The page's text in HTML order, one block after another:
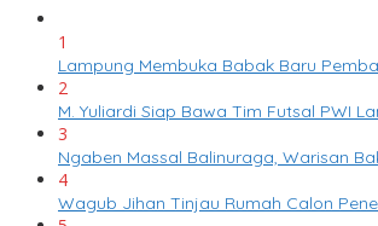
1
Lampung Membuka Babak Baru
2
M. Yuliardi Siap Bawa Tim Futsal PWI
3
Ngaben Massal Balinuraga, Warisan
4
Wagub Jihan Tinjau Rumah Calon